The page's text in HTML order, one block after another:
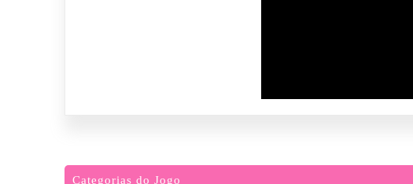
Categorias do Jogo